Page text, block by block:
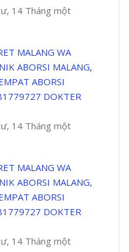
14 Tháng một
MALANG WA
ABORSI MALANG,
ABORSI
DOKTER
14 Tháng một
MALANG WA
ABORSI MALANG,
ABORSI
DOKTER
14 Tháng một